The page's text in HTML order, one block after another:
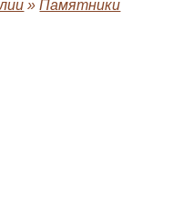
»Памятники